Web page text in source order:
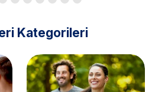
Kategorileri